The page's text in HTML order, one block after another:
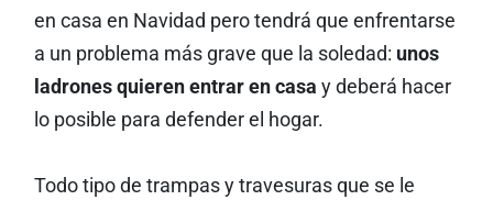
en casa en Navidad pero tendrá que enfrentarse
a un problema más grave que la soledad: unos
ladrones quieren entrar en casa y deberá hacer
lo posible para defender el hogar.
Todo tipo de trampas y travesuras que se le